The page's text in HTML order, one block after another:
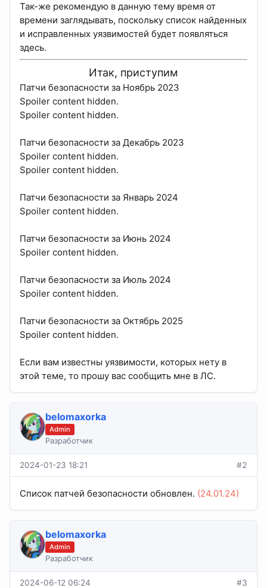
Так-же рекомендую в данную тему время от
времени заглядывать, поскольку список найденных
и исправленных уязвимостей будет появляться
здесь.
Итак, приступим
Патчи безопасности за Ноябрь 2023
Spoiler content hidden.
Spoiler content hidden.
Патчи безопасности за Декабрь 2023
Spoiler content hidden.
Spoiler content hidden.
Патчи безопасности за Январь 2024
Spoiler content hidden.
Патчи безопасности за Июнь 2024
Spoiler content hidden.
Патчи безопасности за Июль 2024
Spoiler content hidden.
Патчи безопасности за Октябрь 2025
Spoiler content hidden.
Если вам известны уязвимости, которых нету в
этой теме, то прошу вас сообщить мне в ЛС.
belomaxorka
Admin
Разработчик
2024-01-23 18:21 #2
Список патчей безопасности обновлен. (24.01.24)
belomaxorka
Admin
Разработчик
2024-06-12 06:24 #3